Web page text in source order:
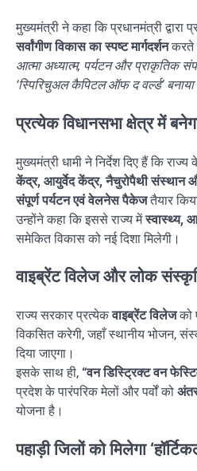
मुख्यमंत्री ने कहा कि प्रधानमंत्री द्वारा
सर्वांगीण विकास का स्पष्ट मार्गदर्शनकरते
आत्मा अध्यात्म, पर्यटन और प्राकृतिक
‘स्पिरिचुअल कैपिटल ऑफ द वर्ल्ड’
प्रत्येक विधानसभा क्षेत्र में
मुख्यमंत्री धामी ने निर्देश दिए हैं कि
केंद्र, आयुर्वेद केंद्र, नैचुरोपैथी संस्थान
संपूर्ण पर्यटन एवं वेलनेस पैकेजतैयार
उन्होंने कहा कि इससे राज्य मेंस्वास्थ्य,
समेकित विकास को नई दिशा मिलेगी।
वाइब्रेंट विलेज और लोक
राज्य सरकार प्रत्येकवाइब्रेंट विलेजको
विकसित करेगी, जहाँ स्थानीय भोजन,
दिया जाएगा।
इसके साथ ही, “वन डिस्ट्रिक्ट वन
प्रदेश के पारंपरिक मेलों और पर्वों को
योजना है।
पहाड़ी जिलों को मिलेगा